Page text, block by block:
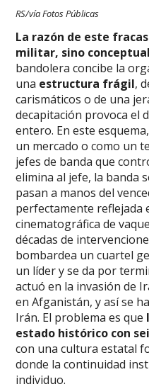
RS/vía Fotos Públicas
La razón de este
militar, sino
bandolera concibe la
una estructura frágil,
carismáticos o de una
decapitación provoca el
entero. En este
un mercado o como un
jefes de banda que
elimina al jefe, la banda
pasan a manos del
perfectamente reflejada
cinematográfica de
décadas de
bombardea un cuartel
un líder y se da por
actuó en la invasión de
en Afganistán, y así se
Irán. El problema es que
estado histórico con
con una cultura estatal
donde la continuidad
individuo.